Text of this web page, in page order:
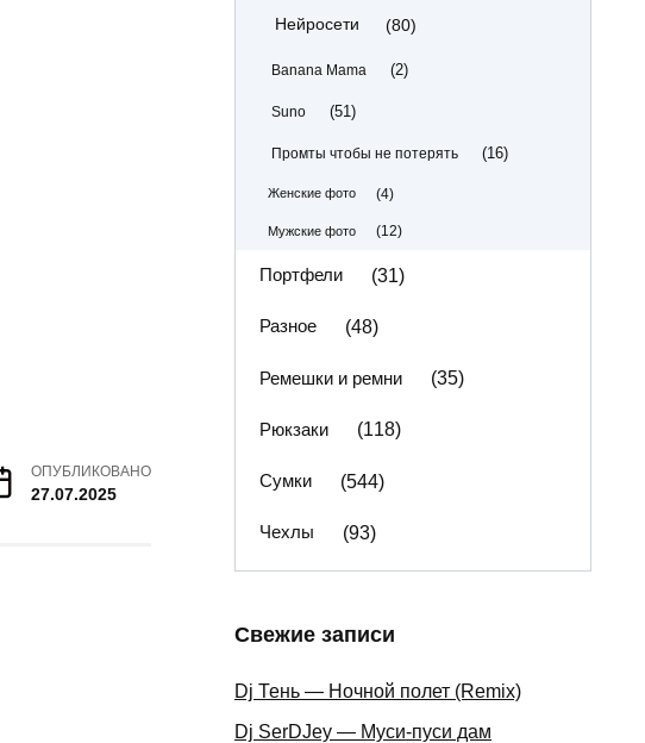
ОПУБЛИКОВАНО
27.07.2025
Нейросети (80)
Banana Mama (2)
Suno (51)
Промты чтобы не потерять (16)
Женские фото (4)
Мужские фото (12)
Портфели (31)
Разное (48)
Ремешки и ремни (35)
Рюкзаки (118)
Сумки (544)
Чехлы (93)
Свежие записи
Dj Тень — Ночной полет (Remix)
Dj SerDJey — Муси-пуси дам